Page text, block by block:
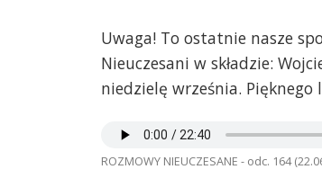
Uwaga! To ostatnie nasze
Nieuczesani w składzie:
niedzielę września. Pięknego
ROZMOWY NIEUCZESANE - odc. 164